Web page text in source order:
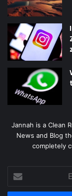
Jannah is a Clean
News and Blog
completely
posta
adresinizi